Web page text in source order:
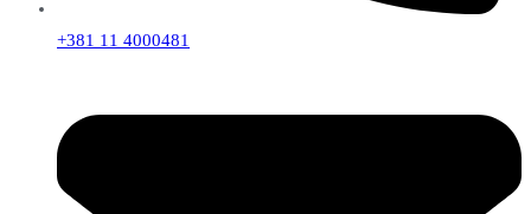
+381 11 4000481